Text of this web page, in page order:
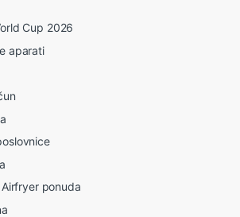
Cup 2026
aparati
Airfryer ponuda